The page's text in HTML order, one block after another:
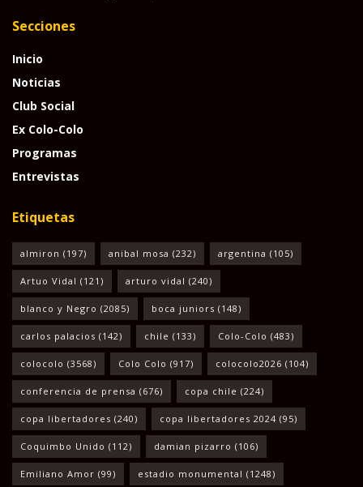
Secciones
Inicio
Noticias
Club Social
Ex Colo-Colo
Programas
Entrevistas
Etiquetas
almiron (197) anibal mosa (232) argentina (105)
Artuo Vidal (121) arturo vidal (240)
blanco y Negro (2085) boca juniors (148)
carlos palacios (142) chile (133) Colo-Colo (483)
colocolo (3568) Colo Colo (917) colocolo2026 (104)
conferencia de prensa (676) copa chile (224)
copa libertadores (240) copa libertadores 2024 (95)
Coquimbo Unido (112) damian pizarro (106)
Emiliano Amor (99) estadio monumental (1248)